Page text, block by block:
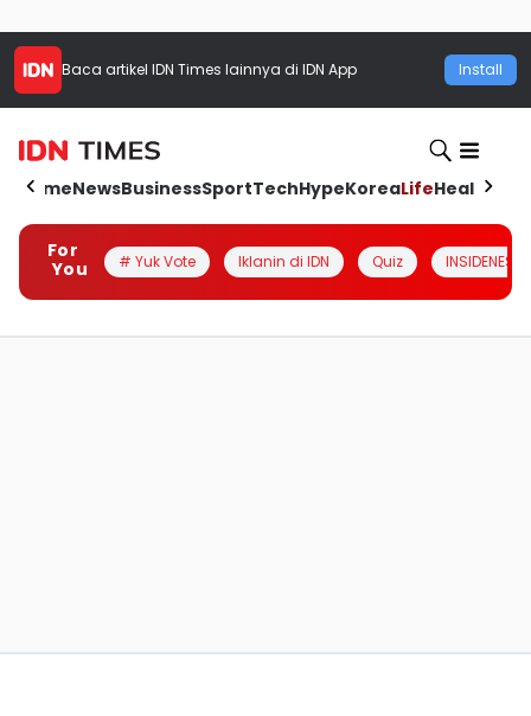
Baca artikel IDN Times lainnya di IDN App Install
HomeNewsBusinessSportTechHypeKoreaLifeHealth
For
You
# Yuk Vote Iklanin di IDN Quiz INSIDENESIA